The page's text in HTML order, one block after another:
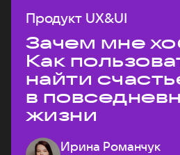
Продукт UX&UI
Зачем мне
Как
найти
в
жизни
Ирина Романчук